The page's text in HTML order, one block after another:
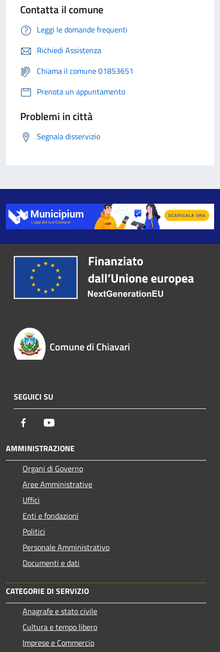
Contatta il comune
Leggi le domande frequenti
Richiedi Assistenza
Chiama il comune 01853651
Prenota un appuntamento
Problemi in città
Segnala disservizio
Comune di Chiavari
SEGUICI SU
Facebook
AMMINISTRAZIONE
Organi di Governo
Aree Amministrative
Uffici
Enti e fondazioni
Politici
Personale Amministrativo
Documenti e dati
CATEGORIE DI SERVIZIO
Anagrafe e stato civile
Cultura e tempo libero
Imprese e Commercio